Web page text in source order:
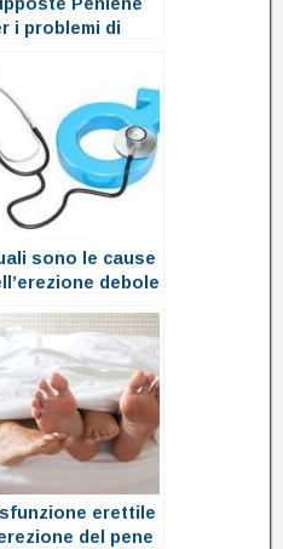
Peniene
i problemi di
sono le cause
debole
erettile
del pene